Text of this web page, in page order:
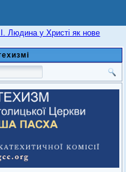
ІІ. Людина у Христі як нове